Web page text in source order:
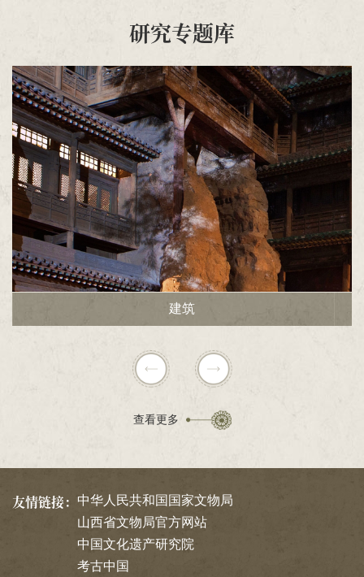
研究专题库
建筑
查看更多
友情链接： 中华人民共和国国家文物局
山西省文物局官方网站
中国文化遗产研究院
考古中国